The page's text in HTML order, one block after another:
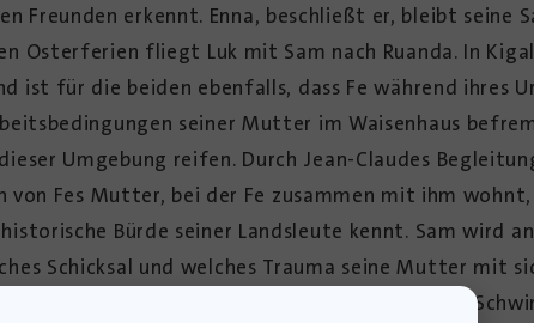
Freunden erkennt. Enna, beschließt er, bleibt seine
Osterferien fliegt Luk mit Sam nach Ruanda. In
ist für die beiden ebenfalls, dass Fe während ihres
seiner Mutter im Waisenhaus
Umgebung reifen. Durch Jean-Claudes
von Fes Mutter, bei der Fe zusammen mit ihm
Bürde seiner Landsleute kennt. Sam wird
Schicksal und welches Trauma seine Mutter mit
kann, zeigt sich, als Sam ihr im Hotelpool das